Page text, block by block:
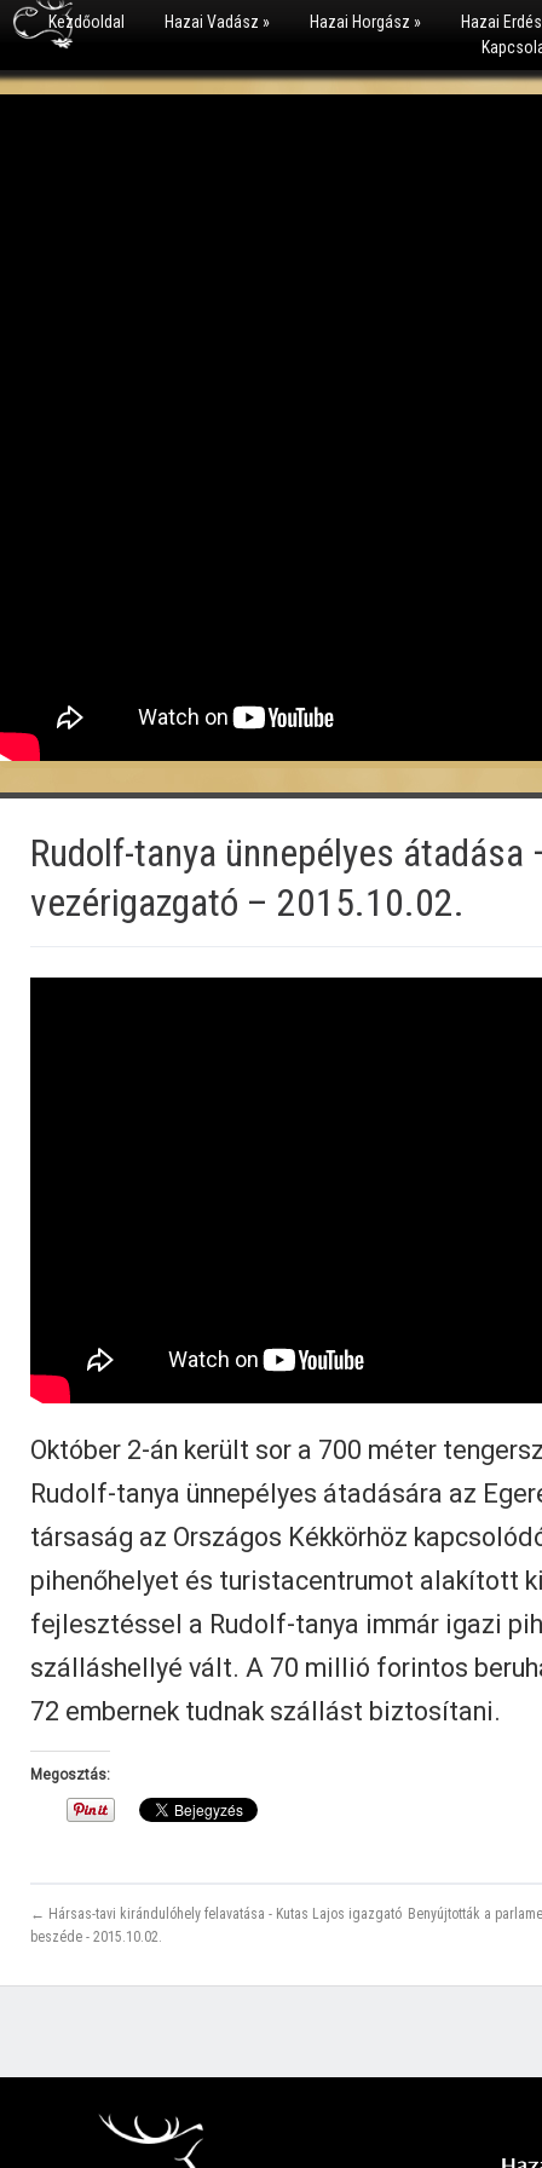
Kezdőoldal Hazai Vadász » Hazai Horgász »
Hazai
Rudolf-tanya ünnepélyes átadása
vezérigazgató – 2015.10.02.
Október 2-án került sor a 700 méter
Rudolf-tanya ünnepélyes átadására az
társaság az Országos Kékkörhöz
pihenőhelyet és turistacentrumot alakított
fejlesztéssel a Rudolf-tanya immár igazi
szálláshellyé vált. A 70 millió forintos
72 embernek tudnak szállást biztosítani.
Megosztás:
← Hársas-tavi kirándulóhely felavatása - Kutas Lajos igazgató
beszéde - 2015.10.02.
Benyújtották a